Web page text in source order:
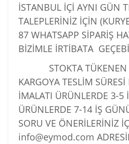
İSTANBUL İÇİ AYNI GÜN
TALEPLERİNİZ İÇİN
87 WHATSAPP SİPARİŞ
BİZİMLE İRTİBATA
STOKTA TÜKENEN
KARGOYA TESLİM
İMALATI ÜRÜNLERDE 3-5
ÜRÜNLERDE 7-14 İŞ
SORU VE ÖNERİLERİNİZ
info@eymod.com